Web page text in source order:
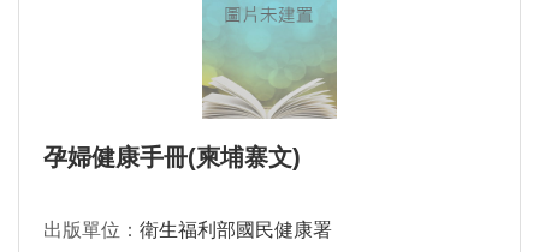
孕婦健康手冊(柬埔寨文)
出版單位： 衛生福利部國民健康署